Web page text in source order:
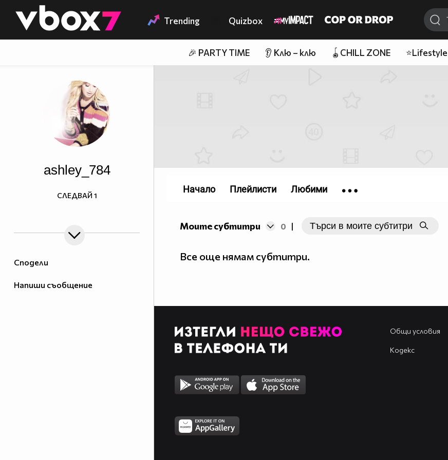
👾 Trending Quizbox
🎉 PARTY TIME 👂 Клю – клю 🪀CHILL ZONE ⭐Lifestyle
Сподели
Напиши съобщение
ashley_784
СЛЕДВАЙ 1
Моите субтитри 0 |
Все още нямам субтитри.
Начало Плейлисти Любими
Общи условия
Кодекс